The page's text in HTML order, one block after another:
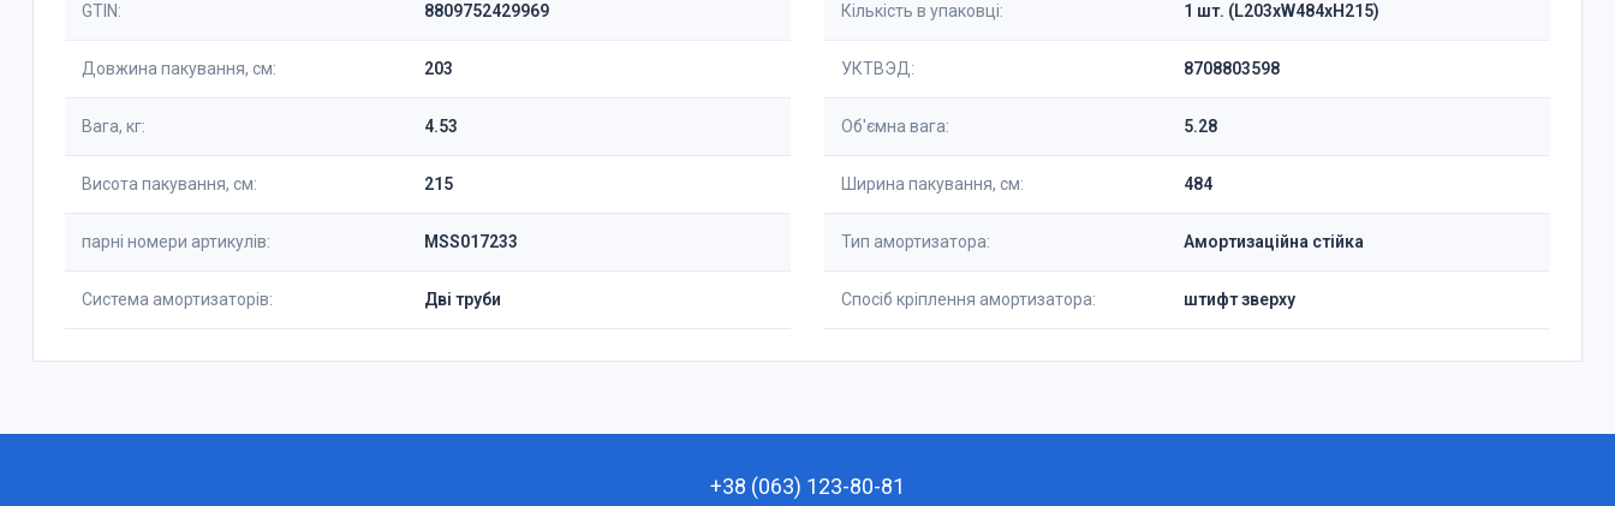
GTIN: 8809752429969 Кількість в упаковці: 1 шт. (L203xW484xH215)
Довжина пакування, см: 203 УКТВЭД: 8708803598
Вага, кг: 4.53 Об'ємна вага: 5.28
Висота пакування, см: 215 Ширина пакування, см: 484
парні номери артикулів: MSS017233 Тип амортизатора: Амортизаційна стійка
Система амортизаторів: Дві труби Спосіб кріплення амортизатора: штифт зверху
+38 (063) 123-80-81